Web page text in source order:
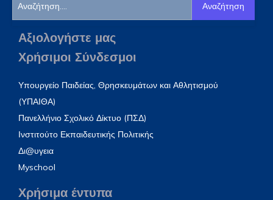
Αναζήτηση
Αξιολογήστε μας
Χρήσιμοι Σύνδεσμοι
Υπουργείο Παιδείας, Θρησκευμάτων και Αθλητισμού
(ΥΠΑΙΘΑ)
Πανελλήνιο Σχολικό Δίκτυο (ΠΣΔ)
Ινστιτούτο Εκπαιδευτικής Πολιτικής
Δι@υγεια
Myschool
Χρήσιμα έντυπα